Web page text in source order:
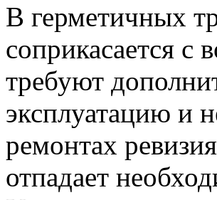
В герметичных
соприкасается с
требуют
эксплуатацию и
ремонтах
отпадает